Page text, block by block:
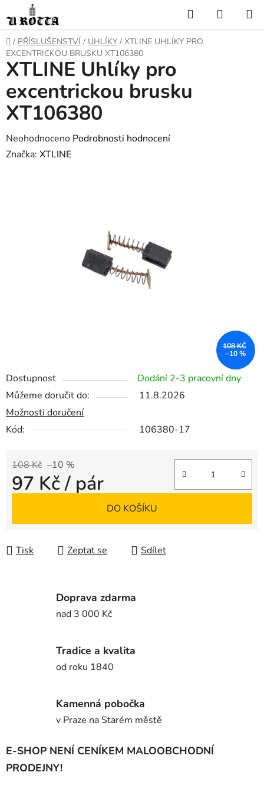
na
obsah
Hledat
KOŠÍK
DOMŮ
/ PŘÍSLUŠENSTVÍ / UHLÍKY / XTLINE UHLÍKY PRO
EXCENTRICKOU BRUSKU XT106380
Dostupnost
Dodání 2-3 pracovní dny
Můžeme doručit do:
11.8.2026
Možnosti doručení
Kód:
106380-17
108 Kč –10 %
97 Kč/ pár
DO KOŠÍKU
Tisk Zeptat se Sdílet
XTLINE Uhlíky pro
excentrickou brusku
XT106380
Průměrné
hodnocení
Neohodnoceno Podrobnosti hodnocení
Značka: XTLINE
108 KČ
–10 %
Doprava zdarma
nad 3 000 Kč
Tradice a kvalita
od roku 1840
Kamenná pobočka
v Praze na Starém městě
E-SHOP NENÍ CENÍKEM MALOOBCHODNÍ
PRODEJNY!